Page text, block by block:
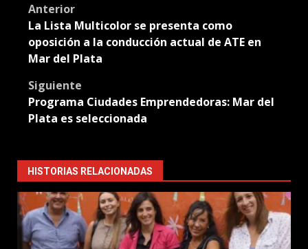
Post
navigation
Anterior
La Lista Multicolor se presenta como
oposición a la conducción actual de ATE en
Mar del Plata
Siguiente
Programa Ciudades Emprendedoras: Mar del
Plata es seleccionada
HISTORIAS RELACIONADAS